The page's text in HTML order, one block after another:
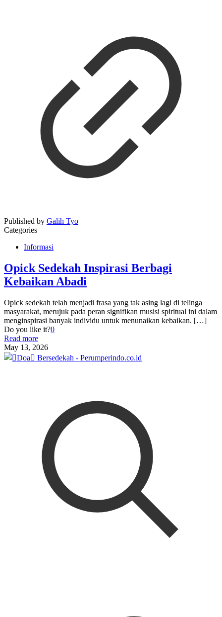
Published by Galih Tyo
Categories
Informasi
Opick Sedekah Inspirasi Berbagi
Kebaikan Abadi
Opick sedekah telah menjadi frasa yang tak asing lagi di telinga
masyarakat, merujuk pada peran signifikan musisi spiritual ini dalam
menginspirasi banyak individu untuk menunaikan kebaikan. […]
Do you like it?0
Read more
May 13, 2026